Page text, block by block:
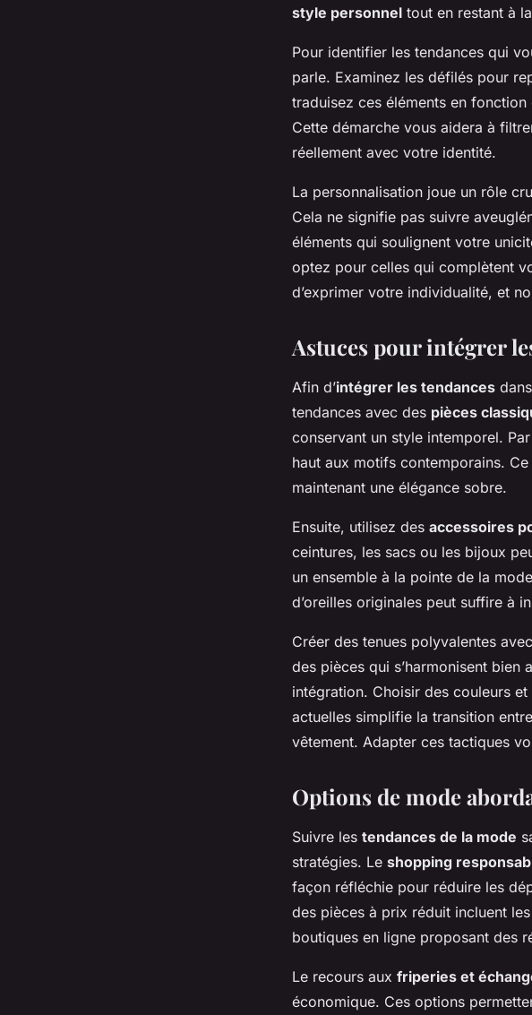
style personnel tout en restant à
Pour identifier les tendances qui
parle. Examinez les défilés pour
traduisez ces éléments en
Cette démarche vous aidera à
réellement avec votre identité.
La personnalisation joue un rôle
Cela ne signifie pas suivre
éléments qui soulignent votre
optez pour celles qui complètent
d’exprimer votre individualité, et
Astuces pour intégrer
Afin d’intégrer les tendances
tendances avec des pièces
conservant un style intemporel.
haut aux motifs contemporains.
maintenant une élégance sobre.
Ensuite, utilisez des accessoires
ceintures, les sacs ou les bijoux
un ensemble à la pointe de la
d’oreilles originales peut suffire à
Créer des tenues polyvalentes
des pièces qui s’harmonisent
intégration. Choisir des couleurs
actuelles simplifie la transition
vêtement. Adapter ces tactiques
Options de mode
Suivre les tendances de la mode
stratégies. Le shopping
façon réfléchie pour réduire les
des pièces à prix réduit incluent
boutiques en ligne proposant des
Le recours aux friperies et
économique. Ces options